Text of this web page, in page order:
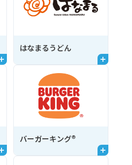
はなまるうどん
バーガーキング®